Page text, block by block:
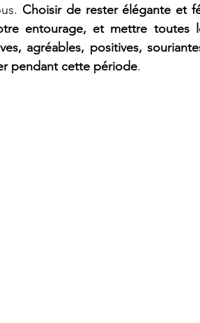
Choisir de rester élégante et
entourage, et mettre
agréables, positives,
pendant cette période.